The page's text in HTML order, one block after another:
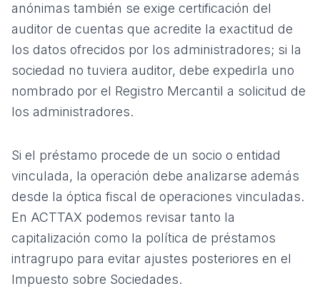
anónimas también se exige certificación del
auditor de cuentas que acredite la exactitud de
los datos ofrecidos por los administradores; si la
sociedad no tuviera auditor, debe expedirla uno
nombrado por el Registro Mercantil a solicitud de
los administradores.
Si el préstamo procede de un socio o entidad
vinculada, la operación debe analizarse además
desde la óptica fiscal de operaciones vinculadas.
En ACTTAX podemos revisar tanto la
capitalización como la política de préstamos
intragrupo para evitar ajustes posteriores en el
Impuesto sobre Sociedades.